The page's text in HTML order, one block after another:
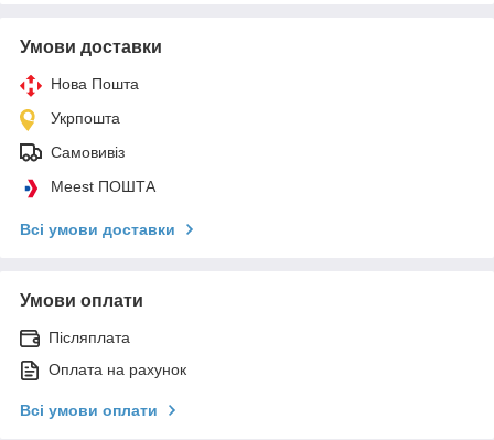
Умови доставки
Нова Пошта
Укрпошта
Самовивіз
Meest ПОШТА
Всі умови доставки
Умови оплати
Післяплата
Оплата на рахунок
Всі умови оплати